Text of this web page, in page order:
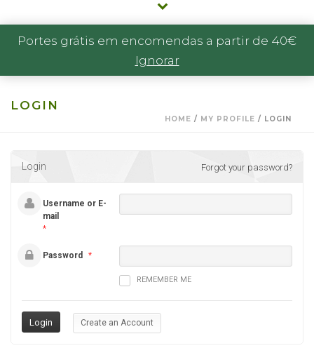
Portes grátis em encomendas a partir de 40€
Ignorar
LOGIN
HOME / MY PROFILE / LOGIN
Login Forgot your password?
Username or E-
mail
*
Password *
REMEMBER ME
Create an Account